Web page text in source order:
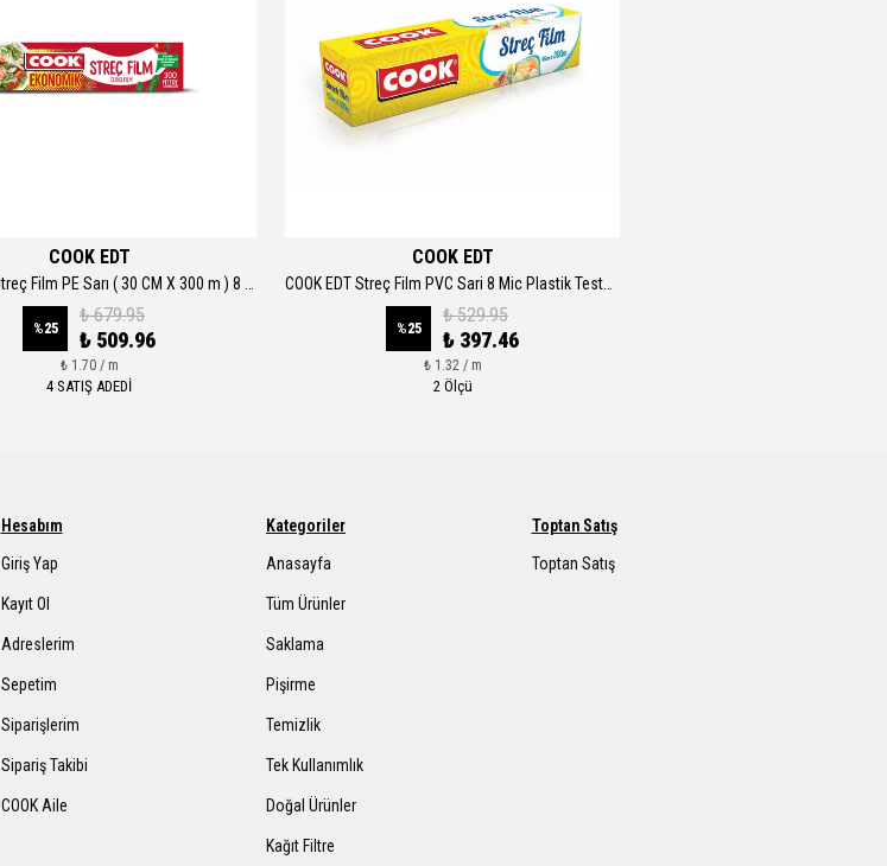
COOK EDT
COOK EDT Streç Film PE Sarı ( 30 CM X 300 m ) 8 Mic Kutulu
%25
₺ 679.95
₺ 509.96
₺ 1.70 / m
4 SATIŞ ADEDİ
COOK EDT
COOK EDT Streç Film PVC Sari 8 Mic Plastik Testereli
%25
₺ 529.95
₺ 397.46
₺ 1.32 / m
2 Ölçü
Hesabım
Giriş Yap
Kayıt Ol
Adreslerim
Sepetim
Siparişlerim
Sipariş Takibi
COOK Aile
Kategoriler
Anasayfa
Tüm Ürünler
Saklama
Pişirme
Temizlik
Tek Kullanımlık
Doğal Ürünler
Kağıt Filtre
Toptan Satış
Toptan Satış